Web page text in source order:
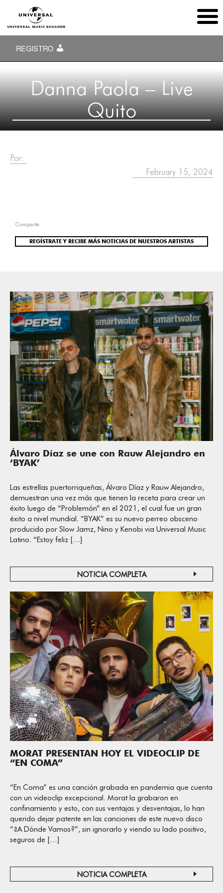
REGISTRO
Danna Paola – Live
Quito
Por:
February 15, 2024
Comparte:
REGÍSTRATE Y RECIBE MÁS NOTICIAS DE NUESTROS ARTISTAS
Álvaro Díaz se une con Rauw Alejandro en
‘BYAK’
Las estrellas puertorriqueñas, Álvaro Díaz y Rauw Alejandro,
demuestran una vez más que tienen la receta para crear un
éxito luego de “Problemón” en el 2021, el cual fue un gran
éxito a nivel mundial. “BYAK” es su nuevo perreo obsceno
producido por Slow Jamz, Nino y Kenobi via Universal Music
Latino. “Estoy feliz […]
NOTICIA COMPLETA
MORAT PRESENTAN HOY EL VIDEOCLIP DE
“EN COMA”
“En Coma” es una canción grabada en pandemia que cuenta
con un videoclip excepcional. Morat la grabaron en
confinamiento y esto, con sus ventajas y desventajas, lo han
querido dejar patente en las canciones de este nuevo disco
“¿A Dónde Vamos?”, sin ignorarlo y viendo su lado positivo,
seguros de […]
NOTICIA COMPLETA